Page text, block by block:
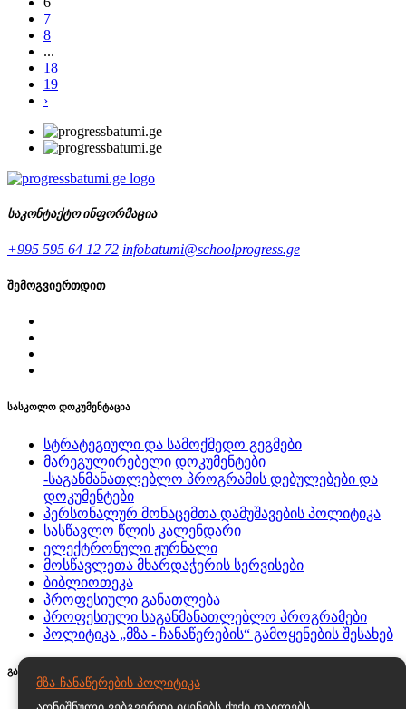
7
8
...
18
19
›
საკონტაქტო ინფორმაცია
+995 595 64 12 72 infobatumi@schoolprogress.ge
შემოგვიერთდით
სასკოლო დოკუმენტაცია
სტრატეგიული და სამოქმედო გეგმები
მარეგულირებელი დოკუმენტები
-საგანმანათლებლო პროგრამის დებულებები და
დოკუმენტები
პერსონალურ მონაცემთა დამუშავების პოლიტიკა
სასწავლო წლის კალენდარი
ელექტრონული ჟურნალი
მოსწავლეთა მხარდაჭერის სერვისები
ბიბლიოთეკა
პროფესიული განათლება
პროფესიული საგანმანათლებლო პროგრამები
პოლიტიკა „მზა - ჩანაწერების“ გამოყენების შესახებ
გახდი პროგრესის გუნდის წევრი
მზა-ჩანაწერების პოლიტიკა